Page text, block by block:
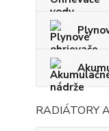
RADIÁTORY